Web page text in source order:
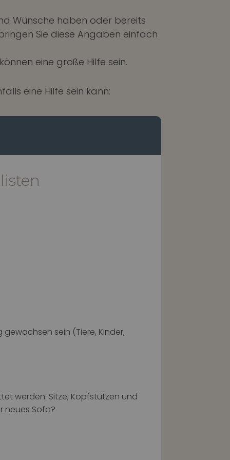
Wünsche haben oder bereits
Sie diese Angaben einfach
eine große Hilfe sein.
eine Hilfe sein kann:
sein (Tiere, Kinder,
werden: Sitze, Kopfstützen und
neues Sofa?